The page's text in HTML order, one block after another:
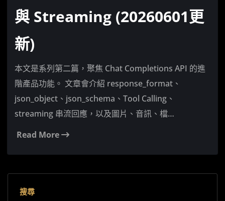
與 Streaming (20260601更
新)
本文是系列第二篇，聚焦 Chat Completions API 的進
階產品功能。 文章會介紹 response_format、
json_object、json_schema、Tool Calling、
streaming 串流回應，以及圖片、音訊、檔…
Read More
搜尋